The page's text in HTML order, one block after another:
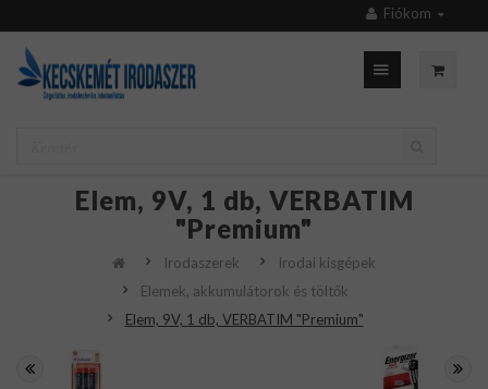
Fiókom
Elem, 9V, 1 db, VERBATIM
"Premium"
Irodaszerek
Irodai kisgépek
Elemek, akkumulátorok és töltők
Elem, 9V, 1 db, VERBATIM "Premium"